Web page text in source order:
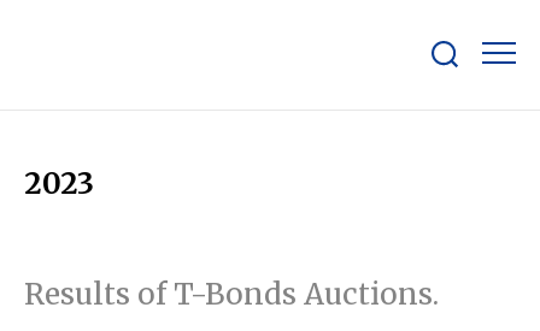
bar
2023
Results of T-Bonds Auctions.